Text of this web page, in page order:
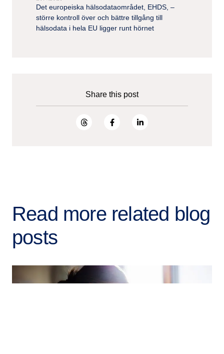
Det europeiska hälsodataområdet, EHDS, –
större kontroll över och bättre tillgång till
hälsodata i hela EU ligger runt hörnet
Share this post
Read more related blog
posts